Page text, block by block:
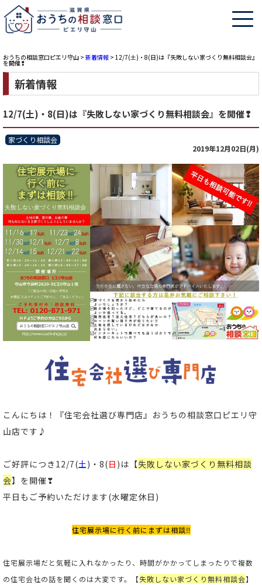
おうちの相談窓口ピエリ守山 > 新着情報 > 12/7(土)・8(日)は『失敗しない家づくり無料相談会』
を開催❢
新着情報
12/7(土)・8(日)は『失敗しない家づくり無料相談会』を開催❢
家づくり相談会
2019年12月02日(月)
こんにちは！
『住宅会社選び専門店』おうちの相談窓口ピエリ守
山店です ♪
ご好評につき12/7(土)・8(日 )は【失敗しない家づくり無料相談
会】を開催❣
平日もご予約いただけます(水曜定休日)
住宅展示場に行く前にまずは相談‼
住宅展示場だと気軽に入れなかったり、時間がかかってしまったりで複数
の住宅会社の話を聞くのは大変です。
【失敗しない家づくり無料相談会】